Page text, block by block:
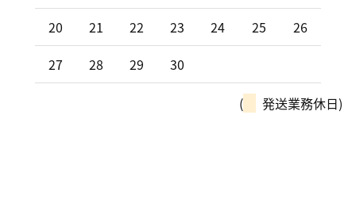
20
21 22 23 24 25
26
27
28 29 30
( 発送業務休日)